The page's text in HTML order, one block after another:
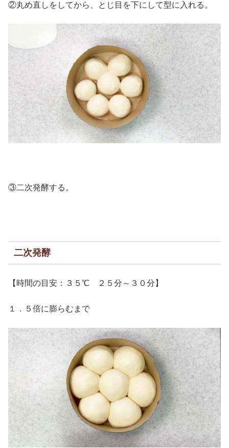
②丸め直しをしてから、とじ目を下にして型に入れる。
③二次発酵する。
二次発酵
【時間の目安：３５℃ ２５分～３０分】
１．５倍に膨らむまで